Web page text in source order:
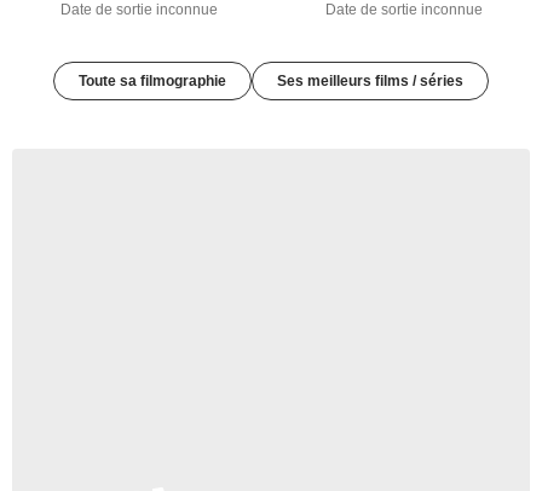
Date de sortie inconnue Date de sortie inconnue
Toute sa filmographie Ses meilleurs films / séries